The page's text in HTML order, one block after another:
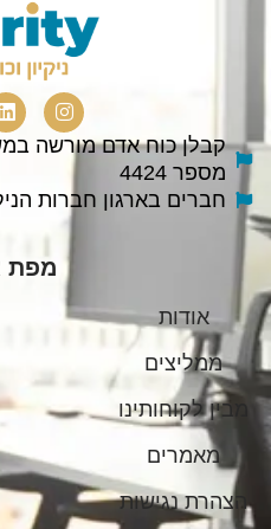
קבלן כוח אדם מורשה
מספר 4424
חברים בארגון חברות
מפת
אודות
ממליצים
מבין לקוחותינו
מאמרים
הצהרת נגישות